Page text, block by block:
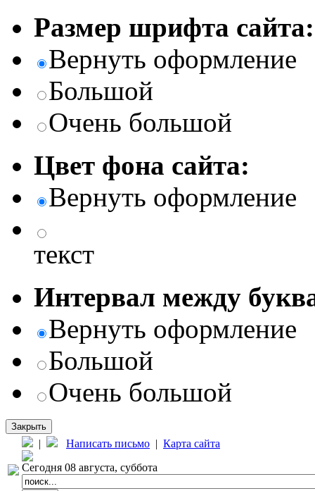
Размер шрифта сайта:
Вернуть оформление
Большой
Очень большой
Цвет фона сайта:
Вернуть оформление
текст
Интервал между
Вернуть оформление
Большой
Очень большой
Закрыть
| Написать письмо | Карта сайта
Сегодня 08 августа, суббота